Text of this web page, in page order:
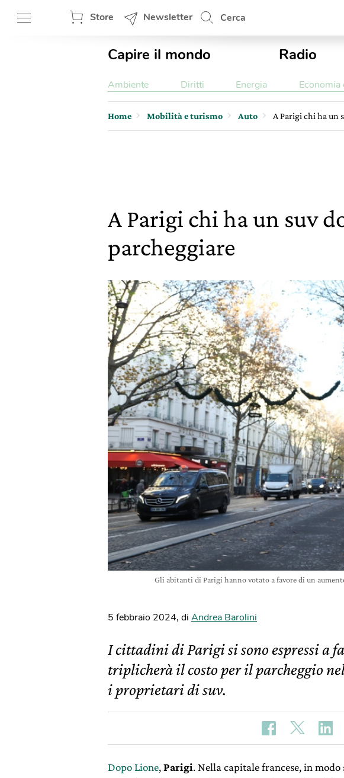
Store Newsletter Cerca
Capire il mondo Radio
Ambiente Diritti Energia Economia
Home Mobilità e turismo Auto A Parigi chi ha un
A Parigi chi ha un suv
parcheggiare
Gli abitanti di Parigi hanno votato a favore di un
5 febbraio 2024, di Andrea Barolini
I cittadini di Parigi si sono espressi a
triplicherà il costo per il parcheggio
i proprietari di suv.
Dopo Lione,Parigi. Nella capitale francese, in